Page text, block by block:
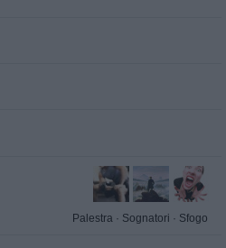
Palestra · Sognatori · Sfogo